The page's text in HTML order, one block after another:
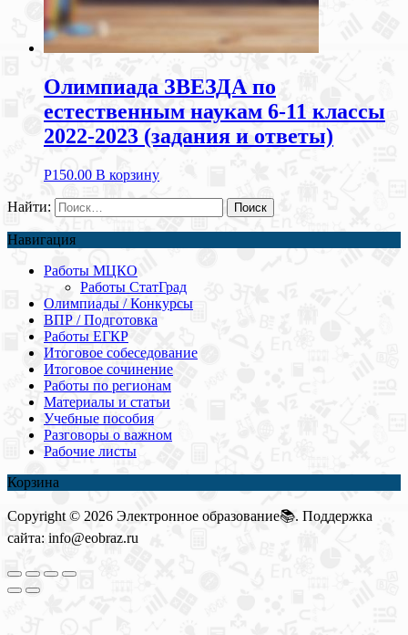
Олимпиада ЗВЕЗДА по
естественным наукам 6-11 классы
2022-2023 (задания и ответы)
Р150.00 В корзину
Найти:
Навигация
Работы МЦКО
Работы СтатГрад
Олимпиады / Конкурсы
ВПР / Подготовка
Работы ЕГКР
Итоговое собеседование
Итоговое сочинение
Работы по регионам
Материалы и статьи
Учебные пособия
Разговоры о важном
Рабочие листы
Корзина
Copyright © 2026 Электронное образование📚. Поддержка
сайта: info@eobraz.ru